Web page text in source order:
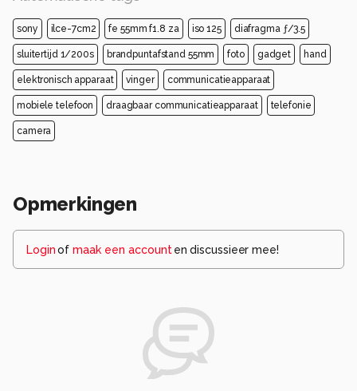
sony ilce-7cm2 fe 55mm f1.8 za iso 125 diafragma ƒ/3.5
sluitertijd 1/200s brandpuntafstand 55mm foto gadget hand
elektronisch apparaat vinger communicatieapparaat
mobiele telefoon draagbaar communicatieapparaat telefonie
camera
Opmerkingen
Loginof maak een account en discussieer mee!